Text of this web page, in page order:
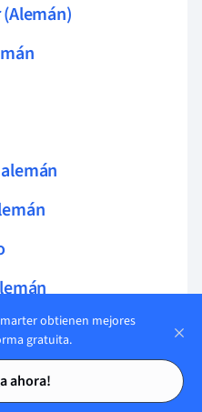
estudio
estudio
en alemán
obtienen mejores
gratuita.
ahora!